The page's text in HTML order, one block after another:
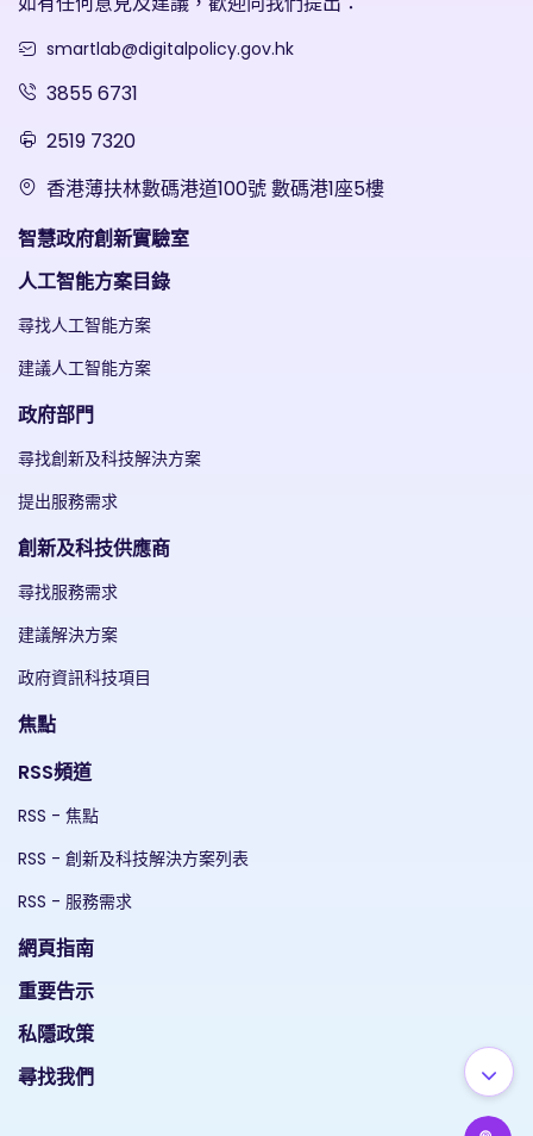
smartlab@digitalpolicy.gov.hk
3855 6731
2519 7320
香港薄扶林數碼港道100號 數碼港1座5樓
智慧政府創新實驗室
人工智能方案目錄
尋找人工智能方案
建議人工智能方案
政府部門
尋找創新及科技解決方案
提出服務需求
創新及科技供應商
尋找服務需求
建議解決方案
政府資訊科技項目
焦點
RSS頻道
RSS - 焦點
RSS - 創新及科技解決方案列表
RSS - 服務需求
網頁指南
重要告示
私隱政策
尋找我們